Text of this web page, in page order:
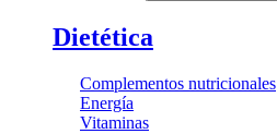
Dietética
Complementos nutricionales
Energía
Vitaminas